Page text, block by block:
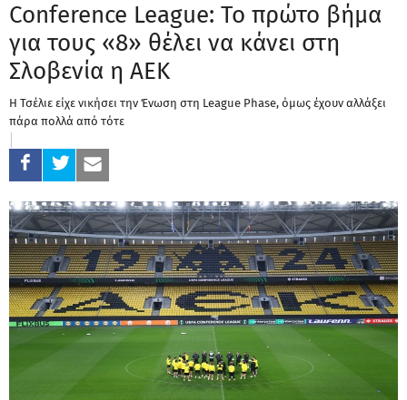
Conference League: Το πρώτο βήμα
για τους «8» θέλει να κάνει στη
Σλοβενία η ΑΕΚ
Η Τσέλιε είχε νικήσει την Ένωση στη League Phase, όμως έχουν αλλάξει
πάρα πολλά από τότε